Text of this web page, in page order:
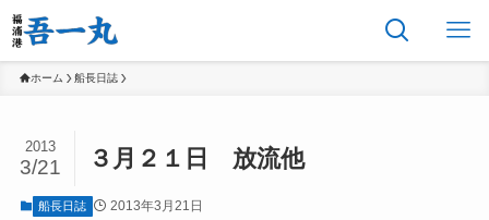
ホーム 船長日誌
３月２１日 放流他
2013
3/21
船長日誌 2013年3月21日